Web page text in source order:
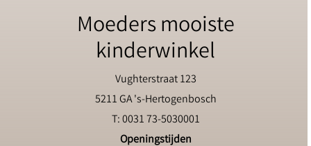
Moeders mooiste
kinderwinkel
Vughterstraat 123
5211 GA 's-Hertogenbosch
T: 0031 73-5030001
Openingstijden